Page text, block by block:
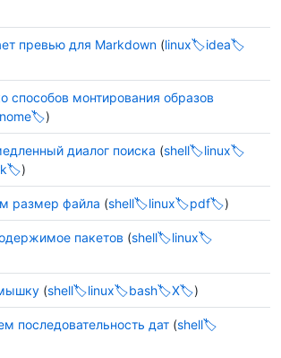
превью для Markdown (linux
idea
способов монтирования образов
)
диалог поиска (shell
linux
)
размер файла (shell linux pdf )
пакетов (shell
linux
(shell linux bash X )
последовательность дат (shell